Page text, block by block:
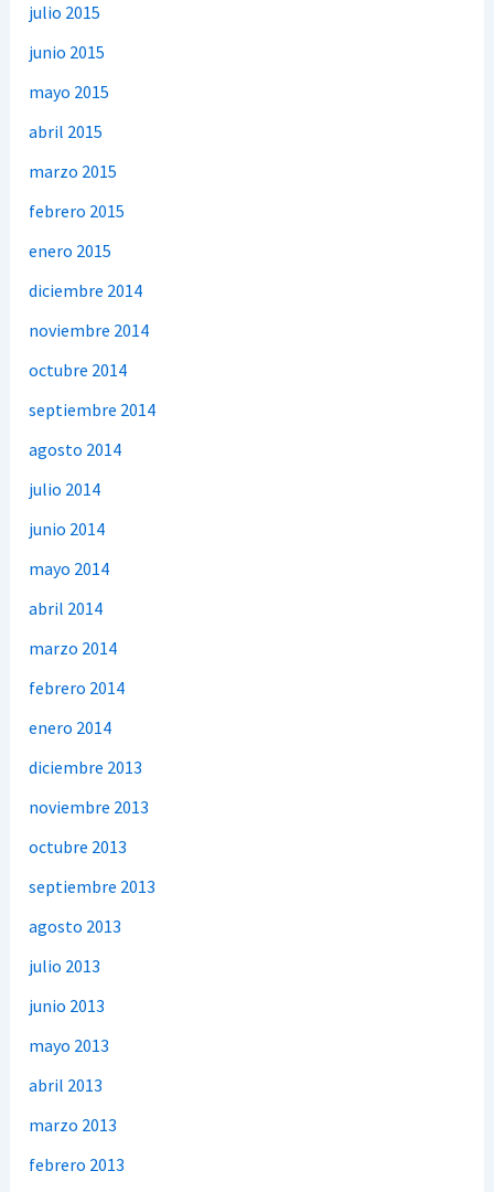
julio 2015
junio 2015
mayo 2015
abril 2015
marzo 2015
febrero 2015
enero 2015
diciembre 2014
noviembre 2014
octubre 2014
septiembre 2014
agosto 2014
julio 2014
junio 2014
mayo 2014
abril 2014
marzo 2014
febrero 2014
enero 2014
diciembre 2013
noviembre 2013
octubre 2013
septiembre 2013
agosto 2013
julio 2013
junio 2013
mayo 2013
abril 2013
marzo 2013
febrero 2013